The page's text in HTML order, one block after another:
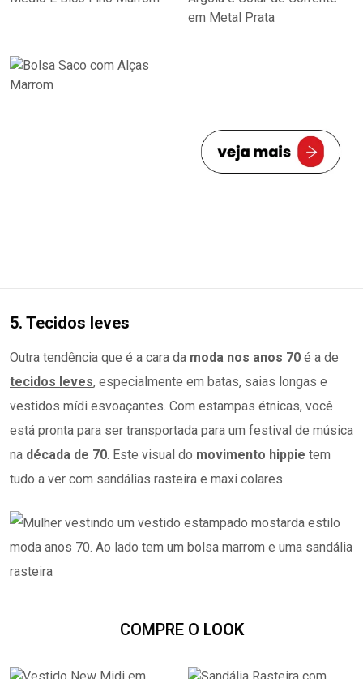
5. Tecidos leves
Outra tendência que é a cara da moda nos anos 70 é a de
tecidos leves, especialmente em batas, saias longas e
vestidos mídi esvoaçantes. Com estampas étnicas, você
está pronta para ser transportada para um festival de música
na década de 70. Este visual do movimento hippie tem
tudo a ver com sandálias rasteira e maxi colares.
COMPRE O LOOK